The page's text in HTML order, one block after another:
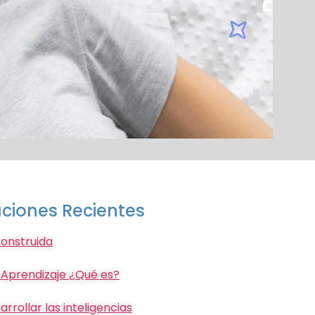
Recientes
¿Qué es?
las inteligencias